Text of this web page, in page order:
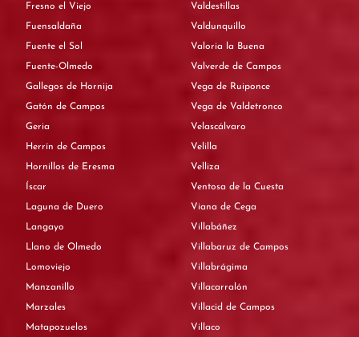
Fresno el Viejo
Fuensaldaña
Fuente el Sol
Fuente-Olmedo
Gallegos de Hornija
Gatón de Campos
Geria
Herrín de Campos
Hornillos de Eresma
Íscar
Laguna de Duero
Langayo
Llano de Olmedo
Lomoviejo
Manzanillo
Marzales
Matapozuelos
Valdestillas
Valdunquillo
Valoria la Buena
Valverde de Campos
Vega de Ruiponce
Vega de Valdetronco
Velascálvaro
Velilla
Velliza
Ventosa de la Cuesta
Viana de Cega
Villabáñez
Villabaruz de Campos
Villabrágima
Villacarralón
Villacid de Campos
Villaco